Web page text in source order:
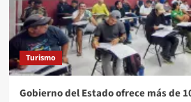
Turismo
Gobierno del Estado ofrece más de